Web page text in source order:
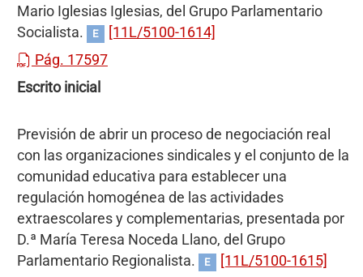
Mario Iglesias Iglesias, del Grupo Parlamentario
Socialista.
E
[11L/5100-1614]
Pág. 17597
Escrito inicial
Previsión de abrir un proceso de negociación real
con las organizaciones sindicales y el conjunto de la
comunidad educativa para establecer una
regulación homogénea de las actividades
extraescolares y complementarias, presentada por
D.ª María Teresa Noceda Llano, del Grupo
Parlamentario Regionalista.
E [11L/5100-1615]